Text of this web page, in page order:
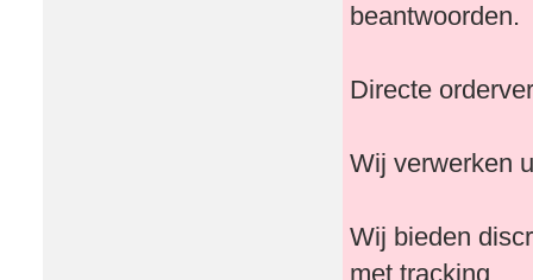
beantwoorden.
Directe
Wij verwerken
Wij bieden
met tracking.